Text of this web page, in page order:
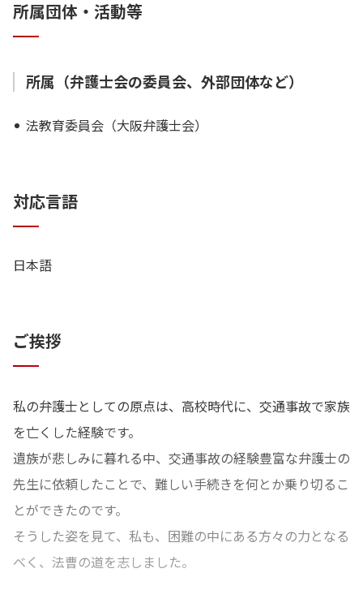
所属団体・活動等
所属（弁護士会の委員会、外部団体など）
法教育委員会（大阪弁護士会）
対応言語
日本語
ご挨拶
私の弁護士としての原点は、高校時代に、交通事故で家族
を亡くした経験です。
遺族が悲しみに暮れる中、交通事故の経験豊富な弁護士の
先生に依頼したことで、難しい手続きを何とか乗り切るこ
とができたのです。
そうした姿を見て、私も、困難の中にある方々の力となる
べく、法曹の道を志しました。